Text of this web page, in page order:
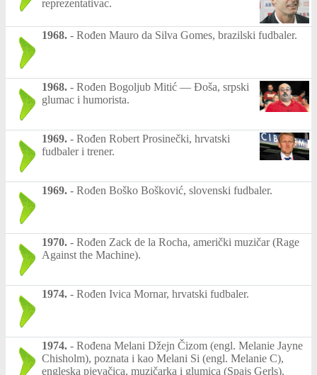
reprezentativac.
1968. - Rođen Mauro da Silva Gomes, brazilski fudbaler.
1968. - Rođen Bogoljub Mitić — Đoša, srpski
glumac i humorista.
1969. - Rođen Robert Prosinečki, hrvatski
fudbaler i trener.
1969. - Rođen Boško Bošković, slovenski fudbaler.
1970. - Rođen Zack de la Rocha, američki muzičar (Rage
Against the Machine).
1974. - Rođen Ivica Mornar, hrvatski fudbaler.
1974. - Rođena Melani Džejn Čizom (engl. Melanie Jayne
Chisholm), poznata i kao Melani Si (engl. Melanie C),
engleska pjevačica, muzičarka i glumica (Spajs Gerls).